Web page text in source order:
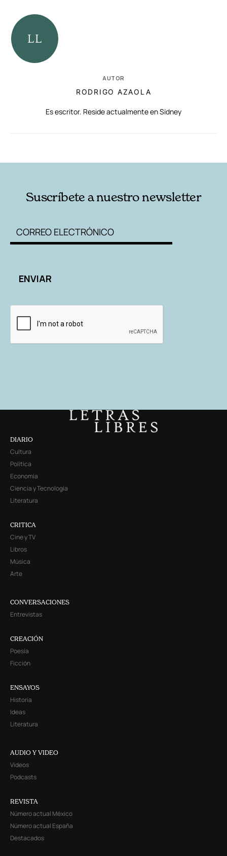
AUTOR
RODRIGO AZAOLA
Es escritor. Reside actualmente en Sídney
Suscríbete a nuestro newsletter
DIARIO
Cultura
Política
Economía
Ciencia y Tecnología
Literatura
CRITICA
Cine y TV
Libros
Música
Arte
CONVERSACIONES
Entrevistas
CREACIÓN
Poesía
Ficción
ENSAYOS
Historia
Ideas
Literatura
AUDIO Y VIDEO
Videos
Podcasts
REVISTA
Número actual México
Número actual España
Destacados